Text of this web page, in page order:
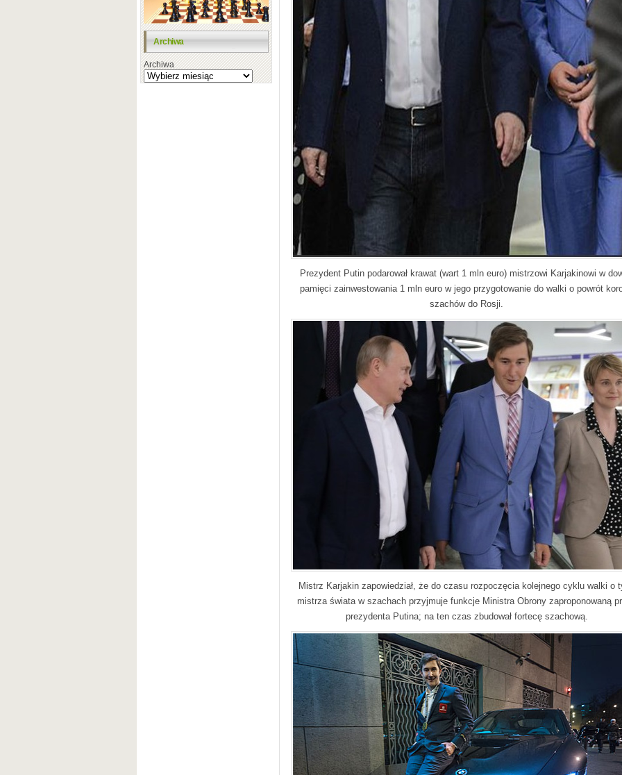
Archiwa
Archiwa
Prezydent Putin podarował krawat (wart 1 mln euro) mistrzowi Karjakinowi w
pamięci zainwestowania 1 mln euro w jego przygotowanie do walki o powrót
szachów do Rosji.
Mistrz Karjakin zapowiedział, że do czasu rozpoczęcia kolejnego cyklu walki o
mistrza świata w szachach przyjmuje funkcje Ministra Obrony zaproponowaną
prezydenta Putina; na ten czas zbudował fortecę szachową.